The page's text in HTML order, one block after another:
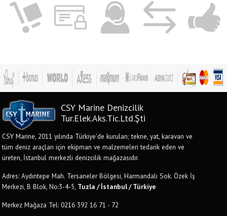
CSY Marine Denizcilik
Tur.Elek.Aks.Tic.Ltd.Şti
CSY Marine, 2011 yılında Türkiye'de kurulan; tekne, yat, karavan ve
tüm deniz araçları için ekipman ve malzemeleri tedarik eden ve
üreten, İstanbul merkezli denizcilik mağazasıdır.
Adres: Aydıntepe Mah. Tersaneler Bölgesi, Harmandalı Sok. Özek İş
Merkezi, B Blok, No:3-4-5, Tuzla / İstanbul / Türkiye
Merkez Mağaza Tel: 0216 392 16 71 - 72